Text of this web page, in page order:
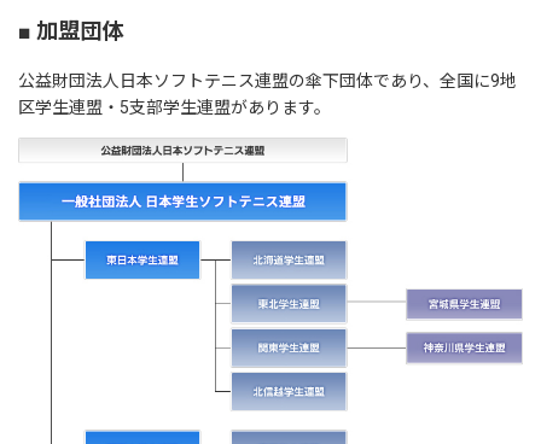
■ 加盟団体
公益財団法人日本ソフトテニス連盟の傘下団体であり、全国に9地
区学生連盟・5支部学生連盟があります。